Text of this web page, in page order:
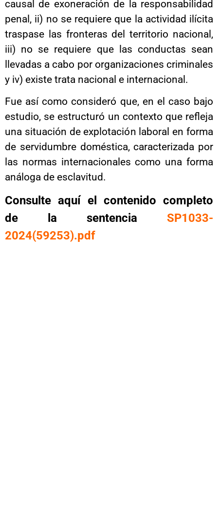
causal de exoneración de la responsabilidad
penal, ii) no se requiere que la actividad ilícita
traspase las fronteras del territorio nacional,
iii) no se requiere que las conductas sean
llevadas a cabo por organizaciones criminales
y iv) existe trata nacional e internacional.
Fue así como consideró que, en el caso bajo
estudio, se estructuró un contexto que refleja
una situación de explotación laboral en forma
de servidumbre doméstica, caracterizada por
las normas internacionales como una forma
análoga de esclavitud.
Consulte aquí el contenido completo
de la sentencia SP1033-
2024(59253).pdf